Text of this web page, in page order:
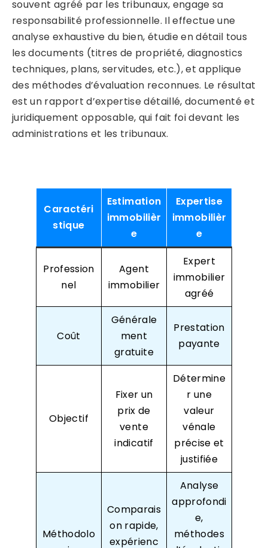
souvent agréé par les tribunaux, engage sa
responsabilité professionnelle. Il effectue une
analyse exhaustive du bien, étudie en détail tous
les documents (titres de propriété, diagnostics
techniques, plans, servitudes, etc.), et applique
des méthodes d’évaluation reconnues. Le résultat
est un rapport d’expertise détaillé, documenté et
juridiquement opposable, qui fait foi devant les
administrations et les tribunaux.
Caractéri
stique
Estimation
immobilièr
e
Expertise
immobilièr
e
Profession
nel
Agent
immobilier
Expert
immobilier
agréé
Coût
Générale
ment
gratuite
Prestation
payante
Objectif
Fixer un
prix de
vente
indicatif
Détermine
r une
valeur
vénale
précise et
justifiée
Méthodolo
Comparais
on rapide,
expérienc
Analyse
approfondi
e,
méthodes